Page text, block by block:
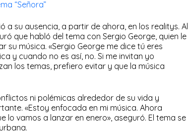
“Señora”
a su ausencia, a partir de ahora, en los realitys. Al
que habló del tema con Sergio George, quien le
música. «Sergio George me dice tú eres
y cuando no es así, no. Si me invitan yo
los temas, prefiero evitar y que la música
ni polémicas alrededor de su vida y
«Estoy enfocada en mi música. Ahora
vamos a lanzar en enero», aseguró. El tema se